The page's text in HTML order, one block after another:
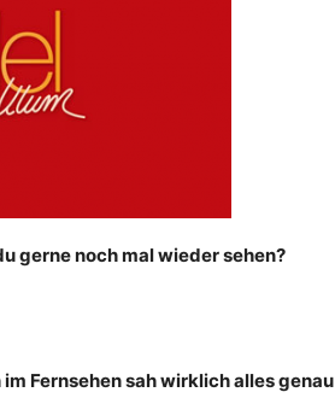
gerne noch mal wieder sehen?
Fernsehen sah wirklich alles genau